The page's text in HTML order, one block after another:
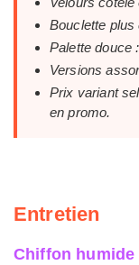
Bouclette plus
Palette douce
Versions
Prix variant
en promo.
Entretien
Chiffon